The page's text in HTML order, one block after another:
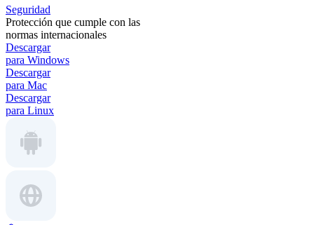
Seguridad
Protección que cumple con las
normas internacionales
Descargar
para Windows
Descargar
para Mac
Descargar
para Linux